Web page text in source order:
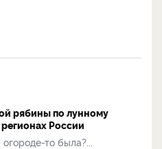
рябины по лунному
России
то была?...